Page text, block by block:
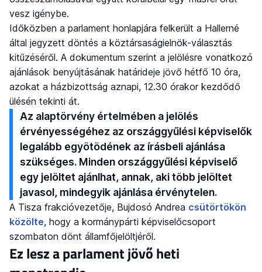
vesz igénybe.
Időközben a parlament honlapjára felkerült a Hallerné
által jegyzett döntés a köztársaságielnök-választás
kitűzéséről. A dokumentum szerint a jelölésre vonatkozó
ajánlások benyújtásának határideje jövő hétfő 10 óra,
azokat a házbizottság aznapi, 12.30 órakor kezdődő
ülésén tekinti át.
Az alaptörvény értelmében a jelölés
érvényességéhez az országgyűlési képviselők
legalább egyötödének az írásbeli ajánlása
szükséges. Minden országgyűlési képviselő
egy jelöltet ajánlhat, annak, aki több jelöltet
javasol, mindegyik ajánlása érvénytelen.
A Tisza frakcióvezetője, Bujdosó Andrea csütörtökön
közölte, hogy a kormánypárti képviselőcsoport
szombaton dönt államfőjelöltjéről.
Ez lesz a parlament jövő heti